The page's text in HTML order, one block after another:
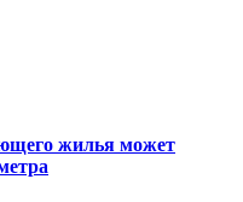
жилья может